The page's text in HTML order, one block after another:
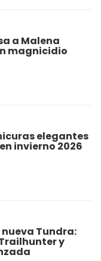
a Malena
magnicidio
elegantes
invierno 2026
Tundra:
y